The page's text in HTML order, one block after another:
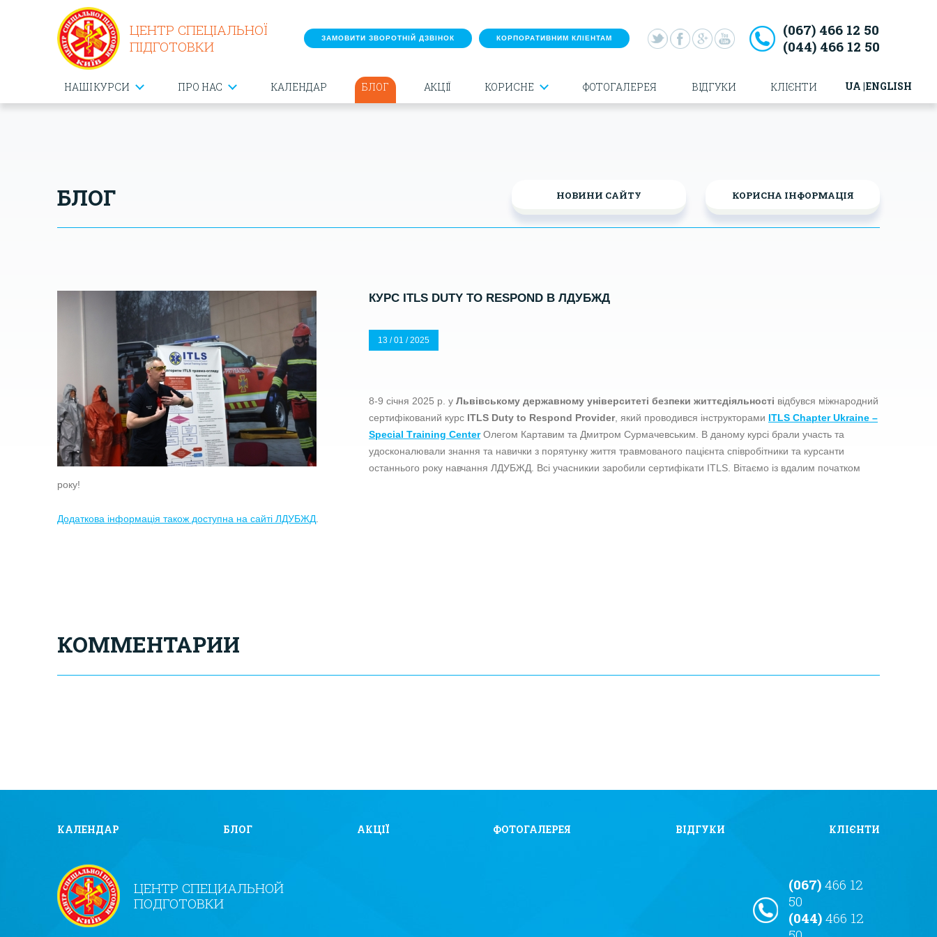
ЦЕНТР СПЕЦІАЛЬНОЇ
ПІДГОТОВКИ
ЗАМОВИТИ ЗВОРОТНІЙ ДЗВІНОК КОРПОРАТИВНИМ КЛІЕНТАМ (067)466 12 50
(044)466 12 50
НАШІ КУРСИ ПРО НАС КАЛЕНДАР БЛОГ АКЦІЇ КОРИСНЕ ФОТОГАЛЕРЕЯ ВІДГУКИ КЛІЄНТИ UA ENGLISH
БЛОГ НОВИНИ САЙТУ КОРИСНА ІНФОРМАЦІЯ
КУРС ITLS DUTY TO RESPOND В ЛДУБЖД
13 / 01 / 2025
8-9 січня 2025 р. у Львівському державному університеті безпеки життєдіяльності відбувся міжнародний
сертифікований курс ITLS Duty to Respond Provider, який проводився інструкторами ITLS ChapterUkraine –
Special Training CenterОлегом Картавим та Дмитром Сурмачевським . В даному курсі брали участь та
удосконалювали знання та навички з порятунку життя травмованого пацієнта співробітники та курсанти
останнього року навчання ЛДУБЖД. Всі учасникии заробили сертифікати ITLS. Вітаємо із вдалим початком
року!
Додаткова інформація також доступна на сайті ЛДУБЖД
КОММЕНТАРИИ
КАЛЕНДАР БЛОГ АКЦІЇ ФОТОГАЛЕРЕЯ ВІДГУКИ КЛІЄНТИ
ЦЕНТР СПЕЦИАЛЬНОЙ
ПОДГОТОВКИ
(067) 466 12
50
(044) 466 12